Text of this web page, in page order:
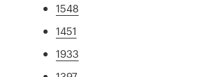
1548
1451
1933